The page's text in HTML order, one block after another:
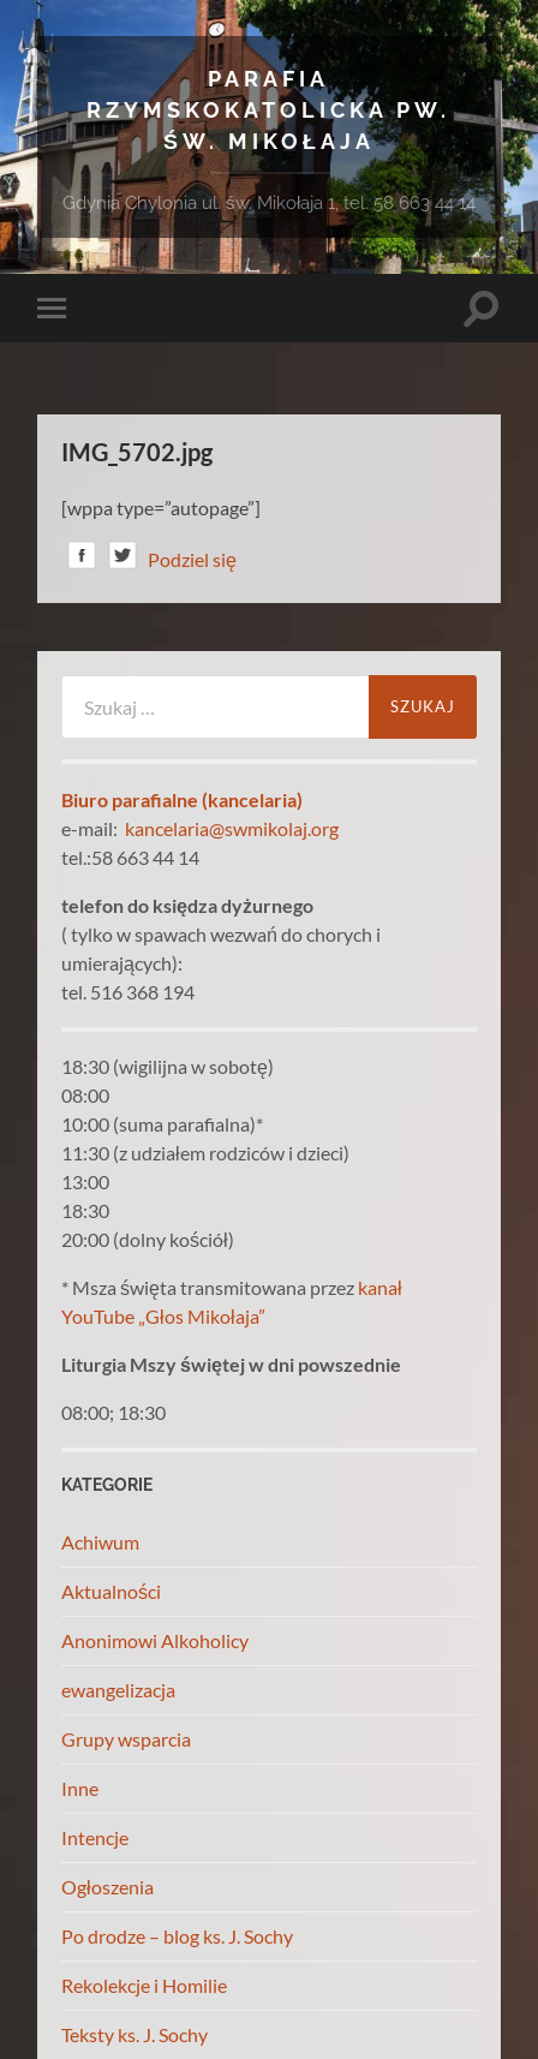
PARAFIA
RZYMSKOKATOLICKA PW.
ŚW. MIKOŁAJA
Gdynia Chylonia ul. św. Mikołaja 1, tel. 58 663 44 14
Toggle
Toggle
IMG_5702.jpg
[wppa type=”autopage”]
Podziel się
Biuro parafialne (kancelaria)
e-mail: kancelaria@swmikolaj.org
tel.:58 663 44 14
telefon do księdza dyżurnego
( tylko w spawach wezwań do chorych i
umierających):
tel. 516 368 194
18:30 (wigilijna w sobotę)
08:00
10:00 (suma parafialna)*
11:30 (z udziałem rodziców i dzieci)
13:00
18:30
20:00 (dolny kościół)
* Msza święta transmitowana przez kanał
YouTube „Głos Mikołaja”
Liturgia Mszy świętej w dni powszednie
08:00; 18:30
KATEGORIE
Achiwum
Aktualności
Anonimowi Alkoholicy
ewangelizacja
Grupy wsparcia
Inne
Intencje
Ogłoszenia
Po drodze – blog ks. J. Sochy
Rekolekcje i Homilie
Teksty ks. J. Sochy